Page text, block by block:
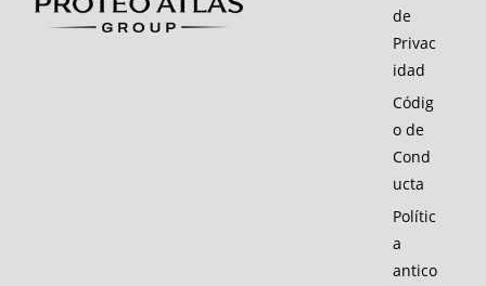
de
Privac
idad
Códig
o de
Cond
ucta
Polític
a
antico